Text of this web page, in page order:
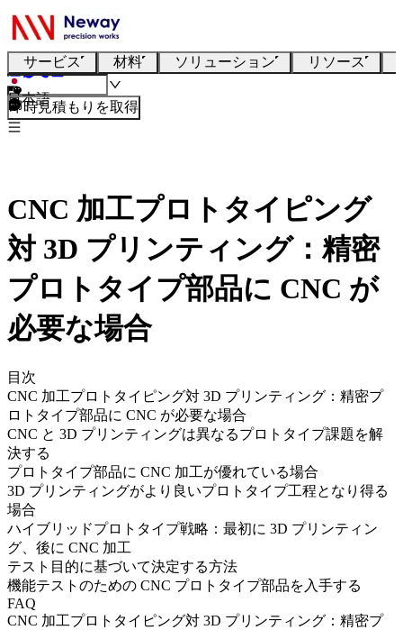
サービス 材料 ソリューション リソース
日本語
即時見積もりを取得
CNC 加工プロトタイピング
対 3D プリンティング：精密
プロトタイプ部品に CNC が
必要な場合
目次
CNC 加工プロトタイピング対 3D プリンティング：精密プ
ロトタイプ部品に CNC が必要な場合
CNC と 3D プリンティングは異なるプロトタイプ課題を解
決する
プロトタイプ部品に CNC 加工が優れている場合
3D プリンティングがより良いプロトタイプ工程となり得る
場合
ハイブリッドプロトタイプ戦略：最初に 3D プリンティン
グ、後に CNC 加工
テスト目的に基づいて決定する方法
機能テストのための CNC プロトタイプ部品を入手する
FAQ
CNC 加工プロトタイピング対 3D プリンティング：精密プ